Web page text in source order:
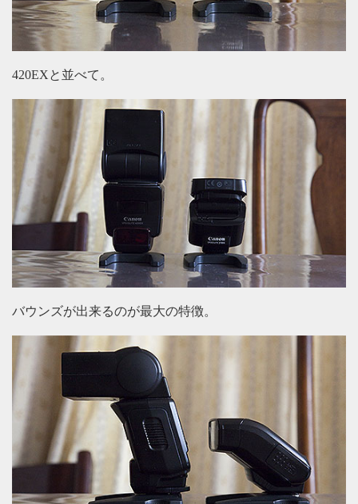
420EXと並べて。
バウンズが出来るのが最大の特徴。